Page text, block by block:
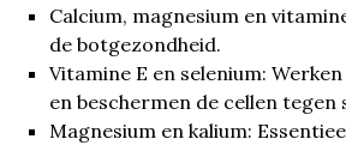
Calcium, magnesium en
de botgezondheid.
Vitamine E en selenium:
en beschermen de cellen tegen
Magnesium en kalium: